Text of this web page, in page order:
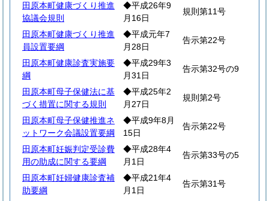
田原本町健康づくり推進
協議会規則
◆平成26年9
月16日
規則第11号
田原本町健康づくり推進
員設置要綱
◆平成元年7
月28日
告示第22号
田原本町健康診査実施要
綱
◆平成29年3
月31日
告示第32号の9
田原本町母子保健法に基
づく措置に関する規則
◆平成25年2
月27日
規則第2号
田原本町母子保健推進ネ
ットワーク会議設置要綱
◆平成9年8月
15日
告示第22号
田原本町妊娠判定受診費
用の助成に関する要綱
◆平成28年4
月1日
告示第33号の5
田原本町妊婦健康診査補
助要綱
◆平成21年4
月1日
告示第31号